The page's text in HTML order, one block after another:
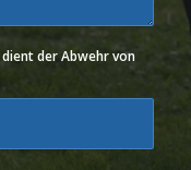
der Abwehr von